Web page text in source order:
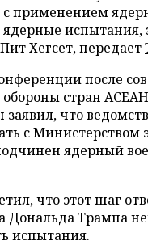
применением
ядерные
Хегсет, передает
после
стран
что
с Министерством
ядерный
что этот шаг
Дональда Трампа
испытания.